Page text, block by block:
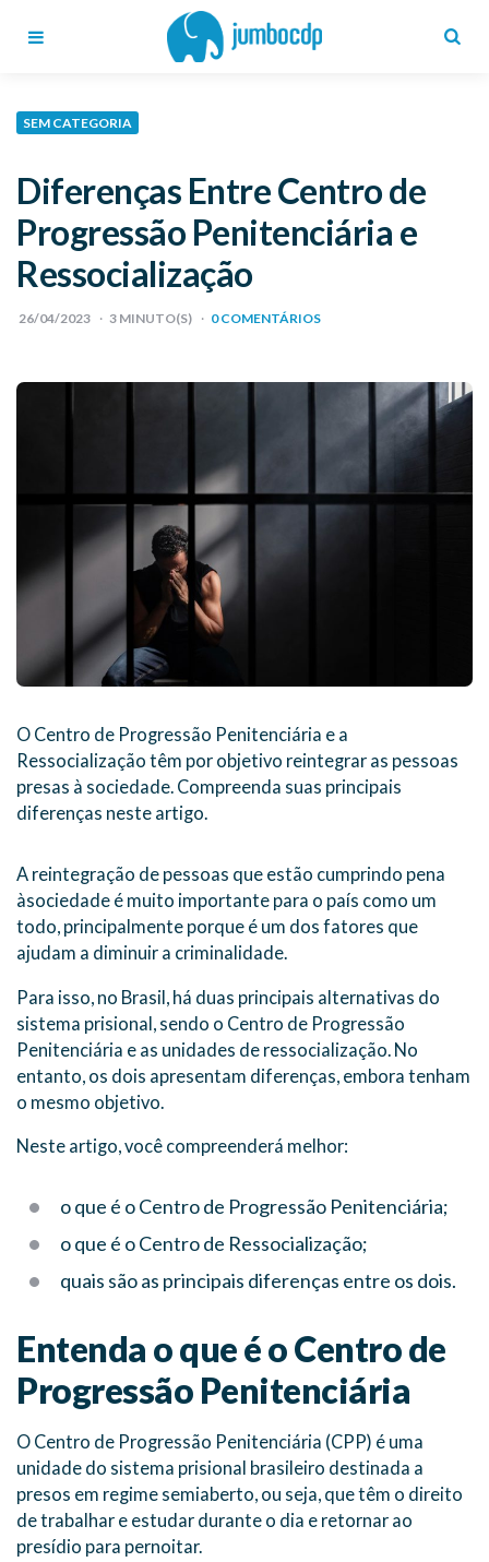
SEM CATEGORIA
Diferenças Entre Centro de
Progressão Penitenciária e
Ressocialização
26/04/2023 3 MINUTO(S) 0 COMENTÁRIOS
O Centro de Progressão Penitenciária e a
Ressocialização têm por objetivo reintegrar as pessoas
presas à sociedade. Compreenda suas principais
diferenças neste artigo.
A reintegração de pessoas que estão cumprindo pena
àsociedade é muito importante para o país como um
todo, principalmente porque é um dos fatores que
ajudam a diminuir a criminalidade.
Para isso, no Brasil, há duas principais alternativas do
sistema prisional, sendo o Centro de Progressão
Penitenciária e as unidades de ressocialização. No
entanto, os dois apresentam diferenças, embora tenham
o mesmo objetivo.
Neste artigo, você compreenderá melhor:
o que é o Centro de Progressão Penitenciária;
o que é o Centro de Ressocialização;
quais são as principais diferenças entre os dois.
Entenda o que é o Centro de
Progressão Penitenciária
O Centro de Progressão Penitenciária (CPP) é uma
unidade do sistema prisional brasileiro destinada a
presos em regime semiaberto, ou seja, que têm o direito
de trabalhar e estudar durante o dia e retornar ao
presídio para pernoitar.